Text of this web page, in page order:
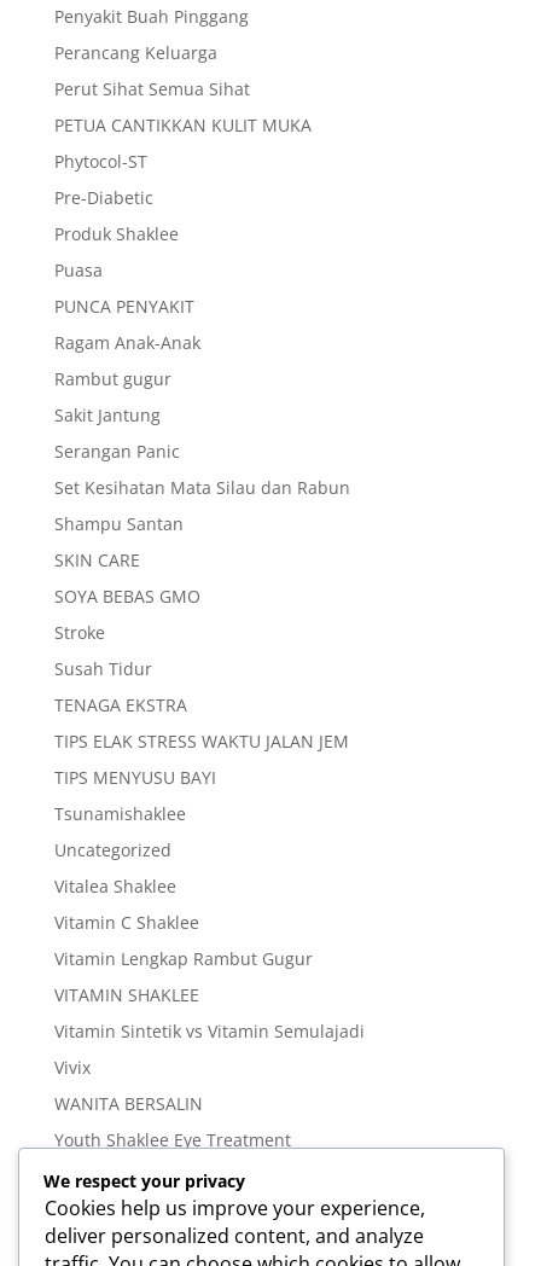
Penyakit Buah Pinggang
Perancang Keluarga
Perut Sihat Semua Sihat
PETUA CANTIKKAN KULIT MUKA
Phytocol-ST
Pre-Diabetic
Produk Shaklee
Puasa
PUNCA PENYAKIT
Ragam Anak-Anak
Rambut gugur
Sakit Jantung
Serangan Panic
Set Kesihatan Mata Silau dan Rabun
Shampu Santan
SKIN CARE
SOYA BEBAS GMO
Stroke
Susah Tidur
TENAGA EKSTRA
TIPS ELAK STRESS WAKTU JALAN JEM
TIPS MENYUSU BAYI
Tsunamishaklee
Uncategorized
Vitalea Shaklee
Vitamin C Shaklee
Vitamin Lengkap Rambut Gugur
VITAMIN SHAKLEE
Vitamin Sintetik vs Vitamin Semulajadi
Vivix
WANITA BERSALIN
Youth Shaklee Eye Treatment
YOUTH SKIN CARE SERIES
Meta
We respect your privacy
Cookies help us improve your experience,
deliver personalized content, and analyze